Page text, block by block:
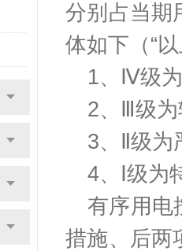
分别占当期
体如下（“
1、Ⅳ级
2、Ⅲ级
3、Ⅱ级为
4、Ⅰ级为
有序用电
措施、后两